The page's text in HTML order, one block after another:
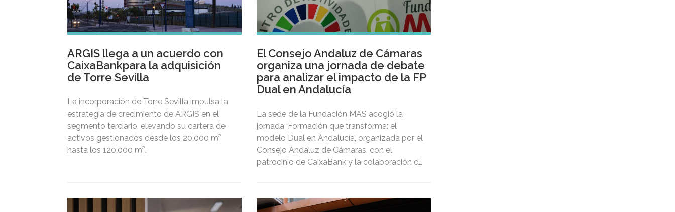
ARGIS llega a un acuerdo con
CaixaBankpara la adquisición
de Torre Sevilla
La incorporación de Torre Sevilla impulsa la
estrategia de crecimiento de ARGIS en el
segmento terciario, elevando su cartera de
activos gestionados desde los 20.000 m²
hasta los 120.000 m².
El Consejo Andaluz de Cámaras
organiza una jornada de debate
para analizar el impacto de la FP
Dual en Andalucía
La sede de la Fundación MAS acogió la
jornada ‘Formación que transforma: el
modelo Dual en Andalucía’, organizada por el
Consejo Andaluz de Cámaras, con el
patrocinio de CaixaBank y la colaboración de